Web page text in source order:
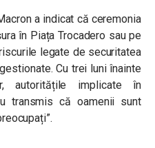
a indicat că ceremonia
în Piața Trocadero sau pe
legate de securitatea
Cu trei luni înainte
autoritățile implicate în
transmis că oamenii sunt